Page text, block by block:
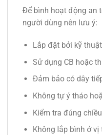
Để bình hoạt động an
người dùng nên lưu ý:
Lắp đặt bởi kỹ
Sử dụng CB hoặc
Đảm bảo có dây
Không tự ý tháo
Kiểm tra đúng
Không lắp bình ở